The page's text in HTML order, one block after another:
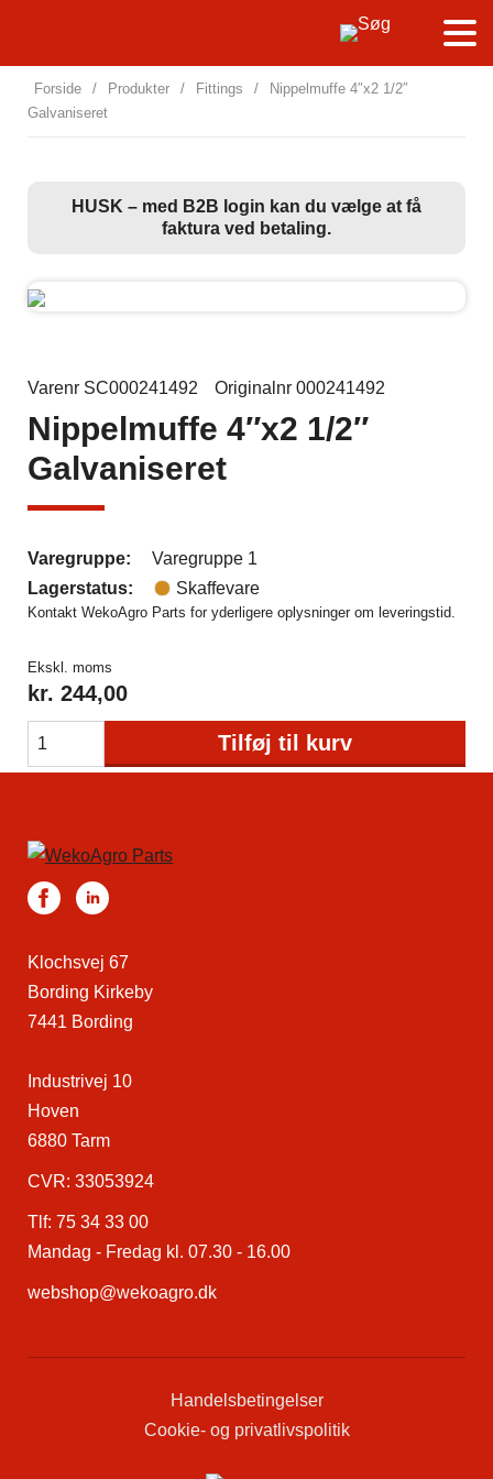
Forside / Produkter / Fittings /
Nippelmuffe 4″x2 1/2″
Galvaniseret
HUSK – med B2B login kan du vælge at få
faktura ved betaling.
Varenr SC000241492 Originalnr 000241492
Nippelmuffe 4″x2 1/2″
Galvaniseret
Varegruppe:
Varegruppe 1
Lagerstatus:
Skaffevare
Kontakt WekoAgro Parts for yderligere oplysninger om leveringstid.
Ekskl. moms
kr. 244,00
Tilføj til kurv
Klochsvej 67
Bording Kirkeby
7441 Bording
Industrivej 10
Hoven
6880 Tarm
CVR: 33053924
Tlf: 75 34 33 00
Mandag - Fredag kl. 07.30 - 16.00
webshop@wekoagro.dk
Handelsbetingelser
Cookie- og privatlivspolitik